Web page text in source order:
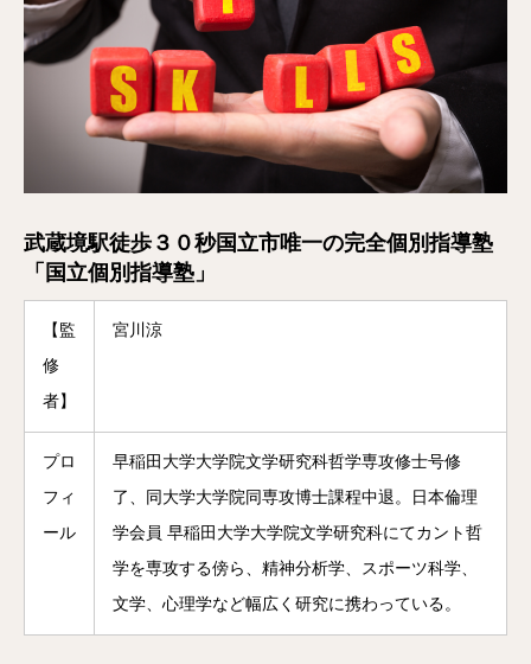
武蔵境駅徒歩３０秒国立市唯一の完全個別指導塾
「国立個別指導塾」
【監
修
者】
宮川涼
プロ
フィ
ール
早稲田大学大学院文学研究科哲学専攻修士号修
了、同大学大学院同専攻博士課程中退。日本倫理
学会員 早稲田大学大学院文学研究科にてカント哲
学を専攻する傍ら、精神分析学、スポーツ科学、
文学、心理学など幅広く研究に携わっている。